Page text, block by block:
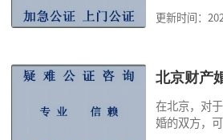
高公证事项
很多人不知
家，办理公
道北京公证
要多少钱？
更新时间：
北京财产
在北京，对
婚的双方，